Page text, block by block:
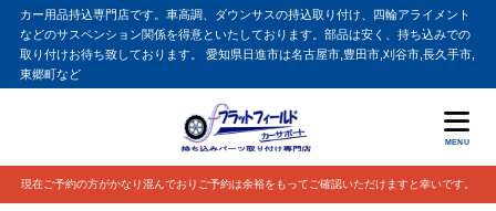
カー用品持込専門店です。車高調、ダウンサスの持込取り付け、四輪アライメント
などのサスペンション関係を得意といたしております。部品は安く、持ち込みでの
取り付けお待ち致しております。 愛知県日進市は名古屋市,豊田市,刈谷市,長久手市,
東郷町など
MENU
現在ご予約の方がかなり混んでおりご予約は余裕をもってご確認いただけますと幸いです。